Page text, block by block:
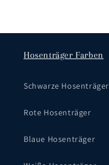
Hosenträger Farben
Schwarze Hosenträger
Rote Hosenträger
Blaue Hosenträger